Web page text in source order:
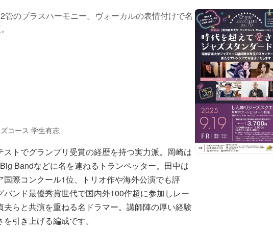
管のブラスハーモニー。ヴォーカルの表情付けで名
コース 学生有志
トでグランプリ受賞の経歴を持つ実力派。岡崎は
Bandなどに名を連ねるトランペッター。田中は
国際コンクール1位、トリオ作や海外公演でも評
ンド最優秀賞世代で国内外100作超に参加しレー
らと共演を重ねる名ドラマー。講師陣の厚い経験
引き上げる編成です。